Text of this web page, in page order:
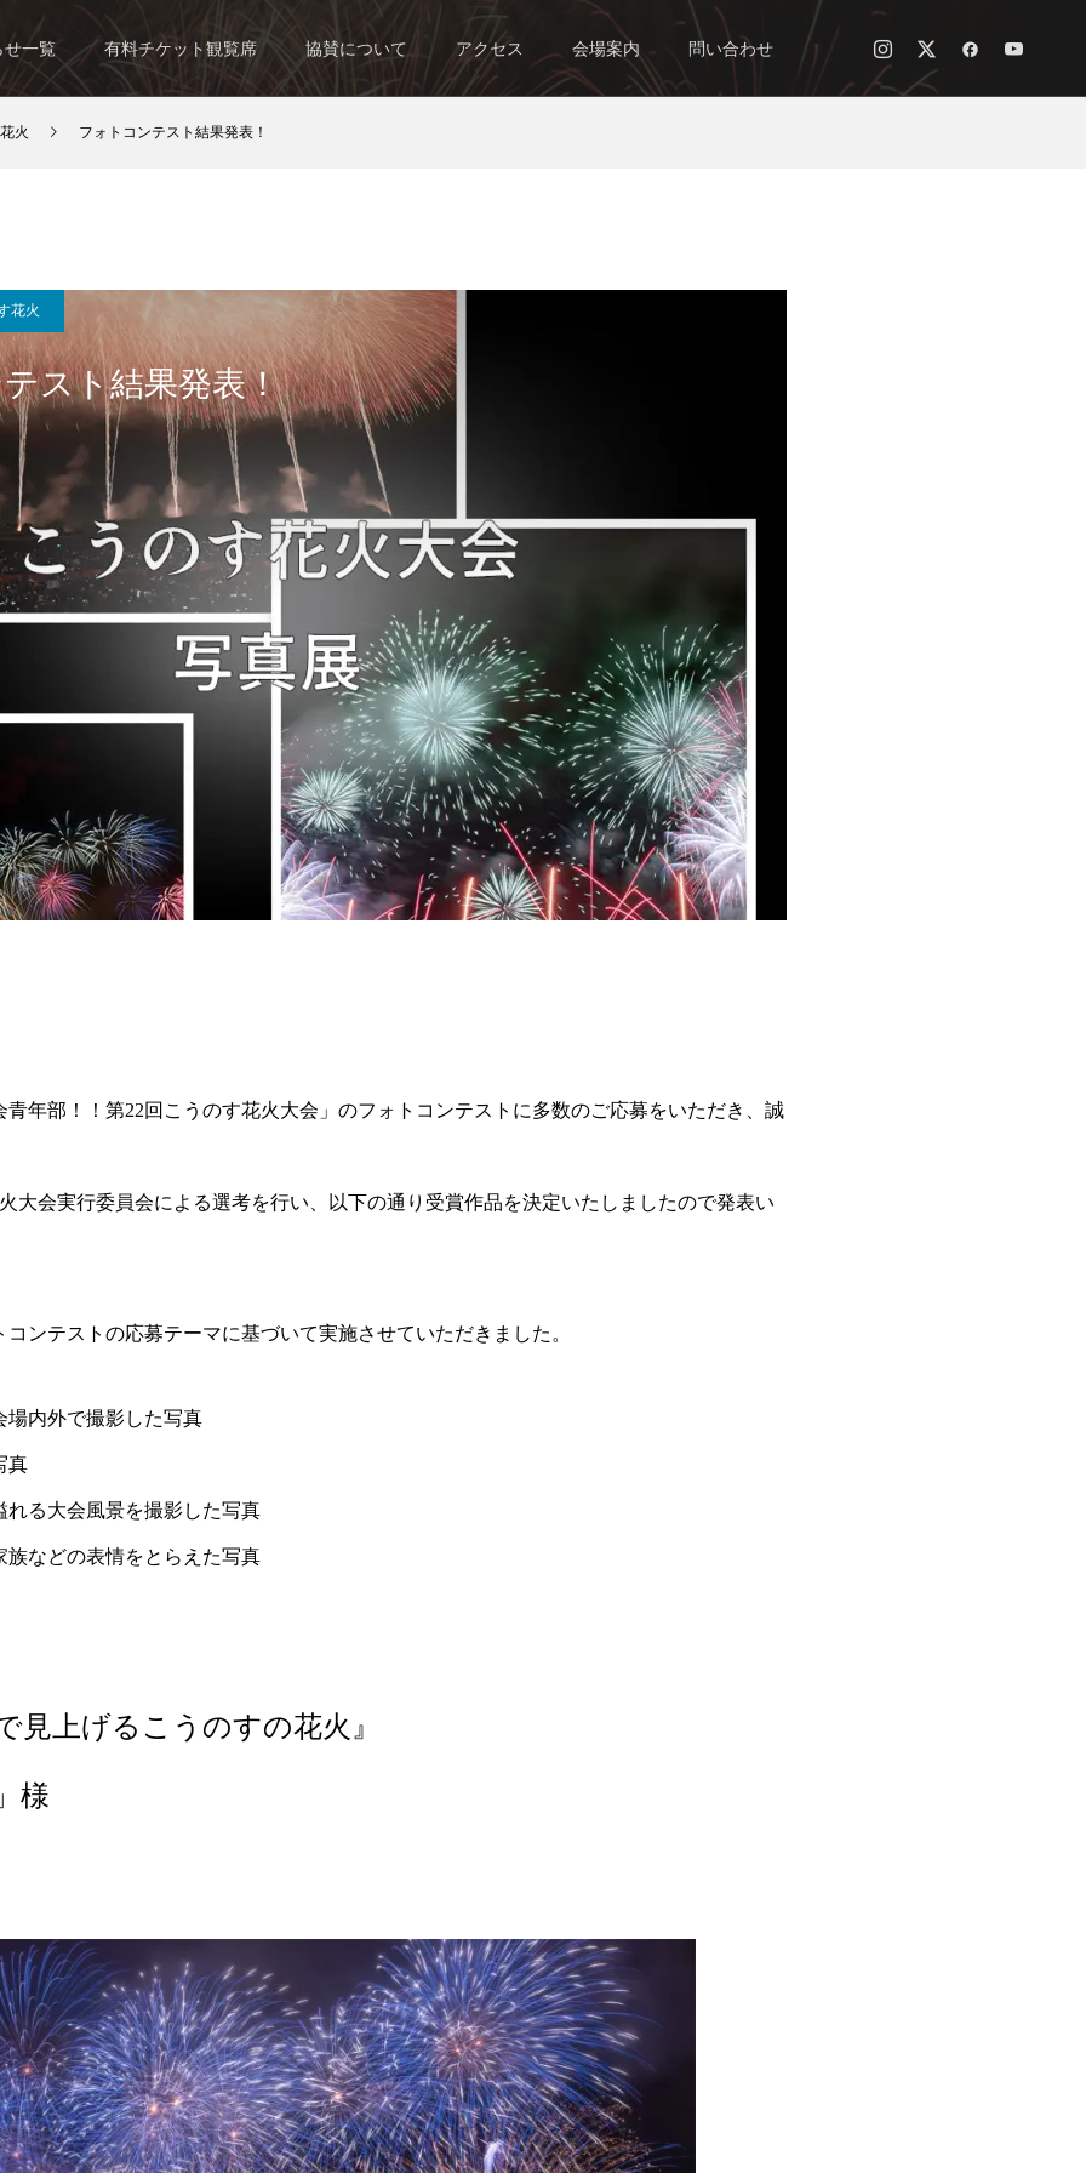
せ一覧 有料チケット観覧席 協賛について アクセス 会場案内 問い合わせ
火 フォトコンテスト結果発表！
花火
スト結果発表！
年部！！第22回こうのす花火大会」のフォトコンテストに多数のご応募をいただき、誠
大会実行委員会による選考を行い、以下の通り受賞作品を決定いたしましたので発表い
ンテストの応募テーマに基づいて実施させていただきました。
場内外で撮影した写真
真
る大会風景を撮影した写真
などの表情をとらえた写真
上げるこうのすの花火』
様